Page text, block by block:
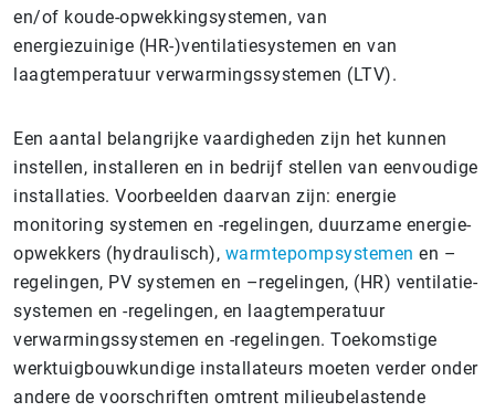
en/of koude-opwekkingsystemen, van
energiezuinige (HR-)ventilatiesystemen en van
laagtemperatuur verwarmingssystemen (LTV).
Een aantal belangrijke vaardigheden zijn het kunnen
instellen, installeren en in bedrijf stellen van eenvoudige
installaties. Voorbeelden daarvan zijn: energie
monitoring systemen en -regelingen, duurzame energie-
opwekkers (hydraulisch), warmtepompsystemen en –
regelingen, PV systemen en –regelingen, (HR) ventilatie-
systemen en -regelingen, en laagtemperatuur
verwarmingssystemen en -regelingen. Toekomstige
werktuigbouwkundige installateurs moeten verder onder
andere de voorschriften omtrent milieubelastende